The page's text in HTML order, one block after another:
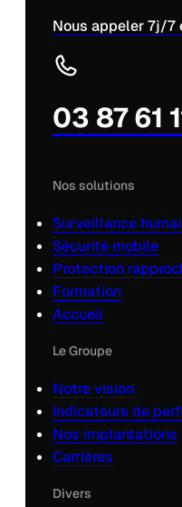
Nous appeler 7j/
03 87 61
Nos solutions
Surveillance
Sécurité mobile
Protection
Formation
Accueil
Le Groupe
Notre vision
Indicateurs de
Nos implantations
Carrières
Divers